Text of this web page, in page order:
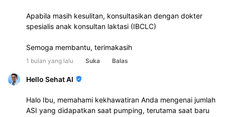
Apabila masih kesulitan, konsultasikan dengan dokter
spesialis anak konsultan laktasi (IBCLC)
Semoga membantu, terimakasih
1 bulan yang lalu Suka Balas
Hello Sehat AI
Halo Ibu, memahami kekhawatiran Anda mengenai jumlah
ASI yang didapatkan saat pumping, terutama saat baru